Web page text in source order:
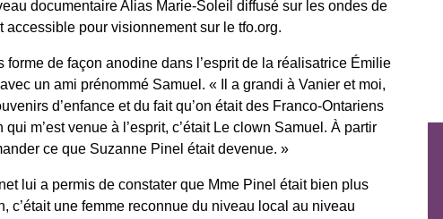
documentaire Alias Marie-Soleil diffusé sur les ondes de
accessible pour visionnement sur le tfo.org.
forme de façon anodine dans l’esprit de la réalisatrice Émilie
un ami prénommé Samuel. « Il a grandi à Vanier et moi,
d’enfance et du fait qu’on était des Franco-Ontariens
m’est venue à l’esprit, c’était Le clown Samuel. À partir
ce que Suzanne Pinel était devenue. »
lui a permis de constater que Mme Pinel était bien plus
c’était une femme reconnue du niveau local au niveau